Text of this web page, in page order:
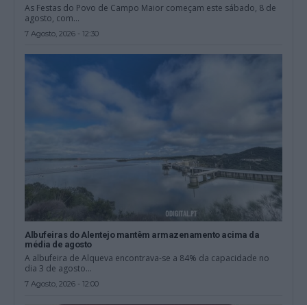
As Festas do Povo de Campo Maior começam este sábado, 8 de
agosto, com...
7 Agosto, 2026 - 12:30
Albufeiras do Alentejo mantêm armazenamento acima da
média de agosto
A albufeira de Alqueva encontrava-se a 84% da capacidade no
dia 3 de agosto...
7 Agosto, 2026 - 12:00